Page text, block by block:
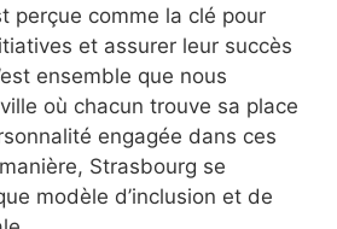
perçue comme la clé pour
et assurer leur succès
ensemble que nous
où chacun trouve sa place
engagée dans ces
Strasbourg se
modèle d’inclusion et de